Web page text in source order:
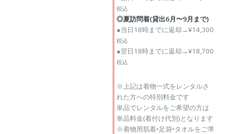
税込
◎夏訪問着(貸出6月〜9月まで)
●当日18時までに返却→¥14,300
税込
●翌日18時までに返却→¥18,700
税込
※上記は着物一式をレンタルさ
れた方への特別料金です
単品でレンタルをご希望の方は
単品料金(着付け代別)となります
※着物用肌着•足袋•タオルをご準